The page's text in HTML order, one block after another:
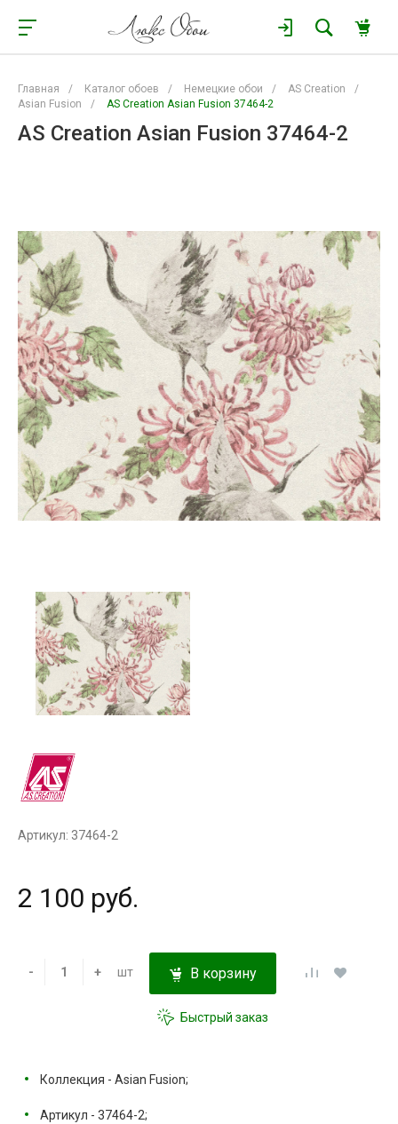
Главная / Каталог обоев / Немецкие обои / AS Creation
/
Asian Fusion
/ AS Creation Asian Fusion 37464-2
AS Creation Asian Fusion 37464-2
Артикул: 37464-2
2 100 руб.
- + шт В корзину
Быстрый заказ
Коллекция - Asian Fusion;
Артикул - 37464-2;